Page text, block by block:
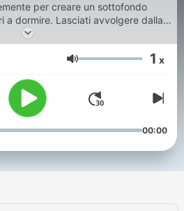
per creare un sottofondo
a dormire. Lasciati avvolgere dalla
che cadono, mentre il mondo
trova pace. Scopri come i
trasformare il tuo spazio in un
Volumen 1 x
00:00